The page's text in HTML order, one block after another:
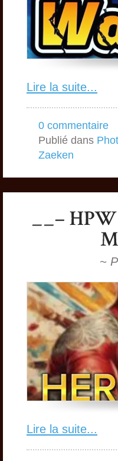
Lire la suite...
0 commentaire
Publié dans
Zaeken
~
Lire la suite...